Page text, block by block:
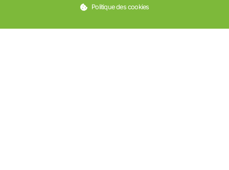
Politique des cookies